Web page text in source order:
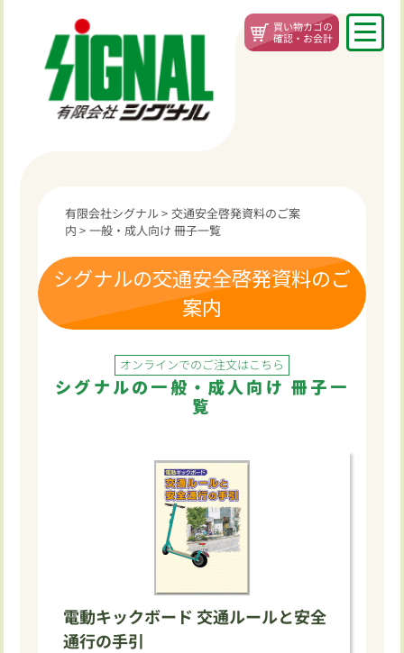
有限会社シグナル> 交通安全啓発資料のご案
内 >一般・成人向け 冊子一覧
買い物カゴの
確認・お会計
シグナルの交通安全啓発資料のご
案内
オンラインでのご注文はこちら
シグナルの一般・成人向け 冊子一
覧
電動キックボード 交通ルールと安全
通行の手引